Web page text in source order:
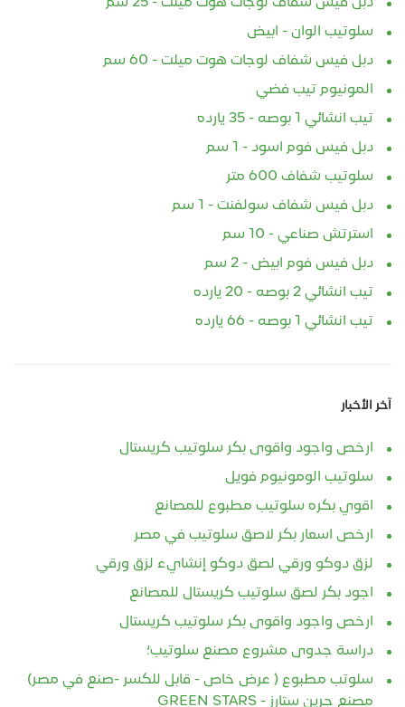
سلوتيب الوان - ابيض
دبل فيس شفاف لوجات هوت ميلت - 60 سم
المونيوم تيب فضي
تيب انشائي 1 بوصه - 35 يارده
دبل فيس فوم اسود - 1 سم
سلوتيب شفاف 600 متر
دبل فيس شفاف سولفنت - 1 سم
استرتش صناعي - 10 سم
دبل فيس فوم ابيض - 2 سم
تيب انشائي 2 بوصه - 20 يارده
تيب انشائي 1 بوصه - 66 يارده
آخر الأخبار
ارخص واجود واقوى بكر سلوتيب كريستال
سلوتيب الومونيوم فويل
اقوي بكره سلوتيب مطبوع للمصانع
ارخص اسعار بكر لاصق سلوتيب في مصر
لزق دوكو ورقي لصق دوكو إنشايء لزق ورقي
اجود بكر لصق سلوتيب كريستال للمصانع
ارخص واجود واقوى بكر سلوتيب كريستال
دراسة جدوى مشروع مصنع سلوتيب؛
سلوتب مطبوع ( عرض خاص - قابل للكسر -صنع في مصر)
مصنع جرين ستارز - GREEN STARS